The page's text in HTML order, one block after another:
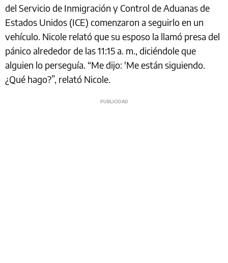
del Servicio de Inmigración y Control de Aduanas de
Estados Unidos (ICE) comenzaron a seguirlo en un
vehículo. Nicole relató que su esposo la llamó presa del
pánico alrededor de las 11:15 a. m., diciéndole que
alguien lo perseguía. “Me dijo: 'Me están siguiendo.
¿Qué hago?”, relató Nicole.